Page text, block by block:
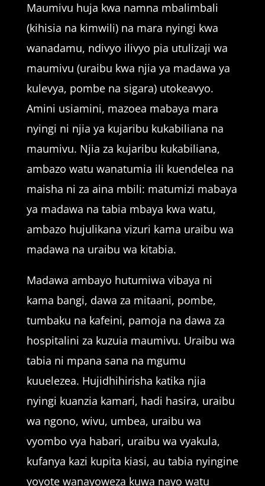
Maumivu huja kwa namna mbalimbali
(kihisia na kimwili) na mara nyingi kwa
wanadamu, ndivyo ilivyo pia utulizaji wa
maumivu (uraibu kwa njia ya madawa ya
kulevya, pombe na sigara) utokeavyo.
Amini usiamini, mazoea mabaya mara
nyingi ni njia ya kujaribu kukabiliana na
maumivu. Njia za kujaribu kukabiliana,
ambazo watu wanatumia ili kuendelea na
maisha ni za aina mbili: matumizi mabaya
ya madawa na tabia mbaya kwa watu,
ambazo hujulikana vizuri kama uraibu wa
madawa na uraibu wa kitabia.
Madawa ambayo hutumiwa vibaya ni
kama bangi, dawa za mitaani, pombe,
tumbaku na kafeini, pamoja na dawa za
hospitalini za kuzuia maumivu. Uraibu wa
tabia ni mpana sana na mgumu
kuuelezea. Hujidhihirisha katika njia
nyingi kuanzia kamari, hadi hasira, uraibu
wa ngono, wivu, umbea, uraibu wa
vyombo vya habari, uraibu wa vyakula,
kufanya kazi kupita kiasi, au tabia nyingine
yoyote wanayoweza kuwa nayo watu